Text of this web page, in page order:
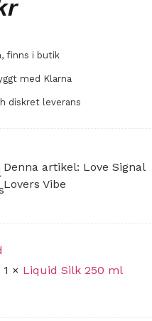
finns i butik
med Klarna
diskret leverans
Denna artikel: Love Signal
Lovers Vibe
1 × Liquid Silk 250 ml